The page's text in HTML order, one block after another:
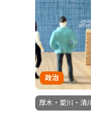
政治
厚木・愛川・清川